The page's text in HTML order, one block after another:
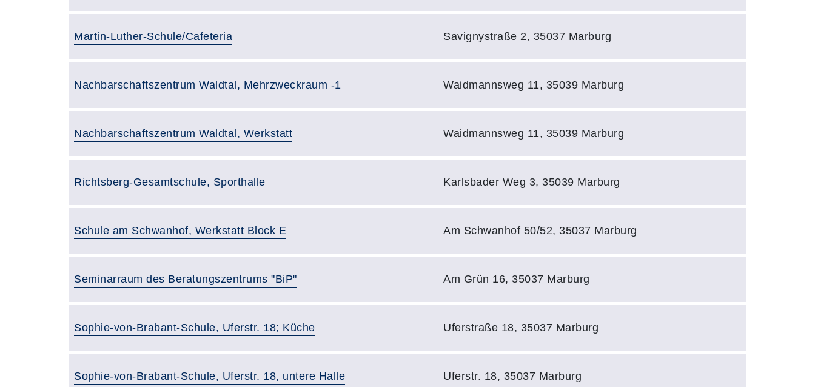
Raumbezeichnung:
Martin-Luther-Schule/Cafeteria Adresse:
Savignystraße 2, 35037 Marburg
Raumbezeichnung:
Nachbarschaftszentrum Waldtal, Mehrzweckraum -1 Adresse:
Waidmannsweg 11, 35039 Marburg
Raumbezeichnung:
Nachbarschaftszentrum Waldtal, Werkstatt Adresse:
Waidmannsweg 11, 35039 Marburg
Raumbezeichnung:
Richtsberg-Gesamtschule, Sporthalle Adresse:
Karlsbader Weg 3, 35039 Marburg
Raumbezeichnung:
Schule am Schwanhof, Werkstatt Block E Adresse:
Am Schwanhof 50/52, 35037 Marburg
Raumbezeichnung:
Seminarraum des Beratungszentrums "BiP" Adresse:
Am Grün 16, 35037 Marburg
Raumbezeichnung:
Sophie-von-Brabant-Schule, Uferstr. 18; Küche Adresse:
Uferstraße 18, 35037 Marburg
Raumbezeichnung:
Sophie-von-Brabant-Schule, Uferstr. 18, untere Halle Adresse:
Uferstr. 18, 35037 Marburg